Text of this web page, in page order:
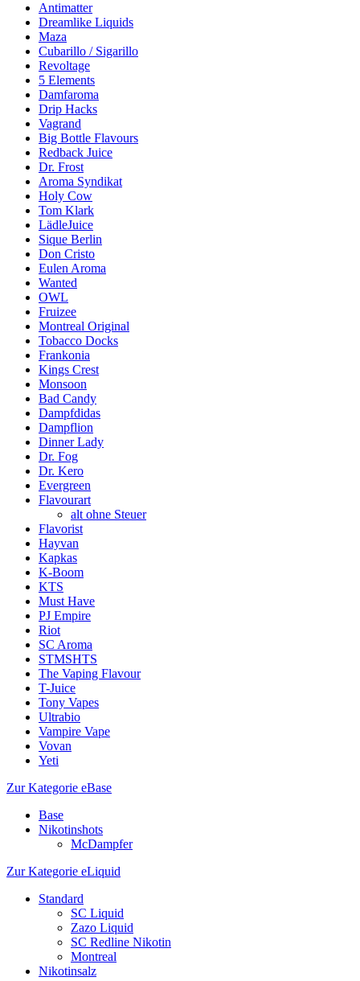
Antimatter
Dreamlike Liquids
Maza
Cubarillo / Sigarillo
Revoltage
5 Elements
Damfaroma
Drip Hacks
Vagrand
Big Bottle Flavours
Redback Juice
Dr. Frost
Aroma Syndikat
Holy Cow
Tom Klark
LädleJuice
Sique Berlin
Don Cristo
Eulen Aroma
Wanted
OWL
Fruizee
Montreal Original
Tobacco Docks
Frankonia
Kings Crest
Monsoon
Bad Candy
Dampfdidas
Dampflion
Dinner Lady
Dr. Fog
Dr. Kero
Evergreen
Flavourart
alt ohne Steuer
Flavorist
Hayvan
Kapkas
K-Boom
KTS
Must Have
PJ Empire
Riot
SC Aroma
STMSHTS
The Vaping Flavour
T-Juice
Tony Vapes
Ultrabio
Vampire Vape
Vovan
Yeti
Zur Kategorie eBase
Base
Nikotinshots
McDampfer
Zur Kategorie eLiquid
Standard
SC Liquid
Zazo Liquid
SC Redline Nikotin
Montreal
Nikotinsalz